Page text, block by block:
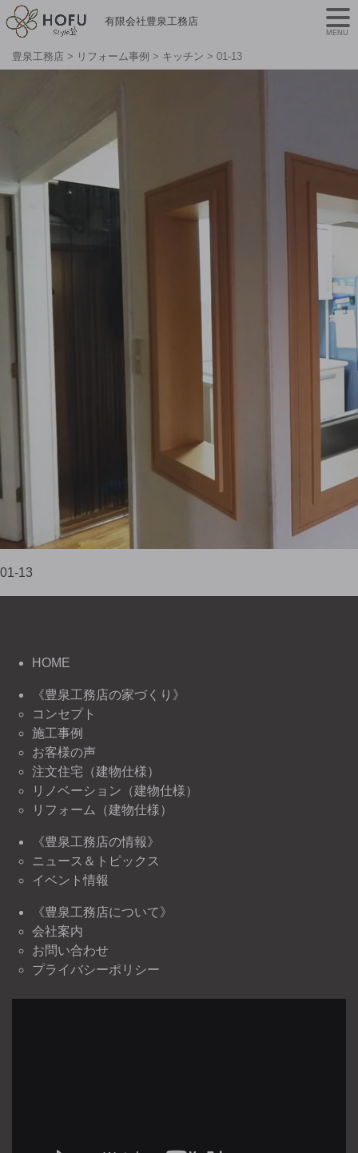
有限会社豊泉工務店
豊泉工務店 > リフォーム事例 > キッチン > 01-13
01-13
MENU
HOME
《豊泉工務店の家づくり》
コンセプト
施工事例
お客様の声
注文住宅（建物仕様）
リノベーション（建物仕様）
リフォーム（建物仕様）
《豊泉工務店の情報》
ニュース＆トピックス
イベント情報
《豊泉工務店について》
会社案内
お問い合わせ
プライバシーポリシー